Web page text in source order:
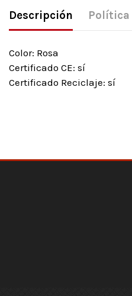
Descripción Política
Color: Rosa
Certificado CE: sí
Certificado Reciclaje: sí